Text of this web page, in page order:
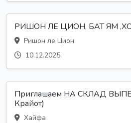
РИШОН ЛЕ ЦИОН, БАТ ЯМ
Ришон ле Цион
10.12.2025
Приглашаем НА СКЛАД
Крайот)
Хайфа